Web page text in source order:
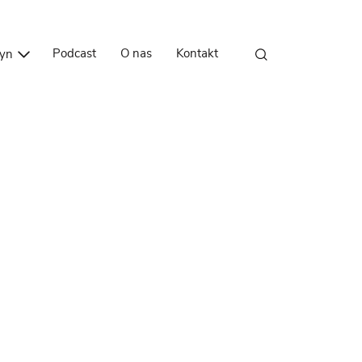
Podcast O nas Kontakt
Przejdź do treści